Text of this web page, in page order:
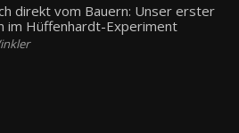
direkt vom Bauern: Unser erster
im Hüffenhardt-Experiment